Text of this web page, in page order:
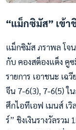
“แม็กซิมัส” เข้
แม็กซิมัส ภราพล โจ
กับ คองสต็องแต็ง คู
รายการ เอาชนะ เฉ
จีน 7-6(3), 7-6(5) ใ
ศึกไอทีเอฟ เมนส์ เวิ
ร์” ชิงเงินรางวัลรว